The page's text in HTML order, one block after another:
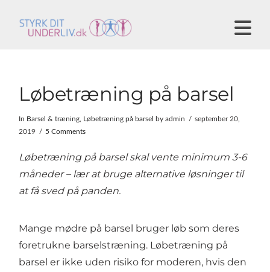
Løbetræning på barsel
In Barsel & træning Løbetræning på barsel by admin
september 20,
2019
5 Comments
Løbetræning på barsel skal vente minimum 3-6
måneder – lær at bruge alternative løsninger til
at få sved på panden.
Mange mødre på barsel bruger løb som deres
foretrukne barselstræning. Løbetræning på
barsel er ikke uden risiko for moderen, hvis den